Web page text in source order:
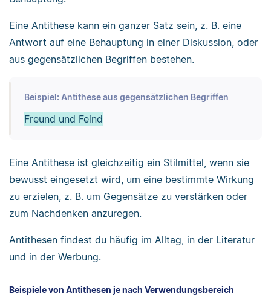
Eine Antithese kann ein ganzer Satz sein, z. B. eine
Antwort auf eine Behauptung in einer Diskussion, oder
aus gegensätzlichen Begriffen bestehen.
Beispiel: Antithese aus gegensätzlichen Begriffen
Freund und Feind
Eine Antithese ist gleichzeitig ein Stilmittel, wenn sie
bewusst eingesetzt wird, um eine bestimmte Wirkung
zu erzielen, z. B. um Gegensätze zu verstärken oder
zum Nachdenken anzuregen.
Antithesen findest du häufig im Alltag, in der Literatur
und in der Werbung.
Beispiele von Antithesen je nach Verwendungsbereich